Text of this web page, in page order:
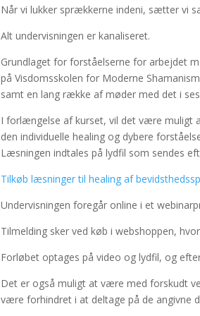
Når vi lukker sprækkerne indeni, sætter vi
Alt undervisningen er kanaliseret.
Grundlaget for forståelserne for arbejdet
på Visdomsskolen for Moderne
samt en lang række af møder med det i
I forlængelse af kurset, vil det være muligt
den individuelle healing og dybere
Læsningen indtales på lydfil som sendes
Tilkøb læsninger til healing af
Undervisningen foregår online i et
Tilmelding sker ved køb i webshoppen,
Forløbet optages på video og lydfil, og
Det er også muligt at være med forskudt
være forhindret i at deltage på de angivne